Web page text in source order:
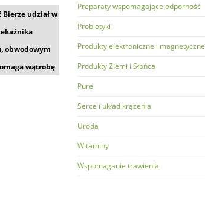
udział w
obwodowym
wątrobę
Preparaty wspomagające odporność
Probiotyki
Produkty elektroniczne i magnetyczne
Produkty Ziemi i Słońca
Pure
Serce i układ krążenia
Uroda
Witaminy
Wspomaganie trawienia